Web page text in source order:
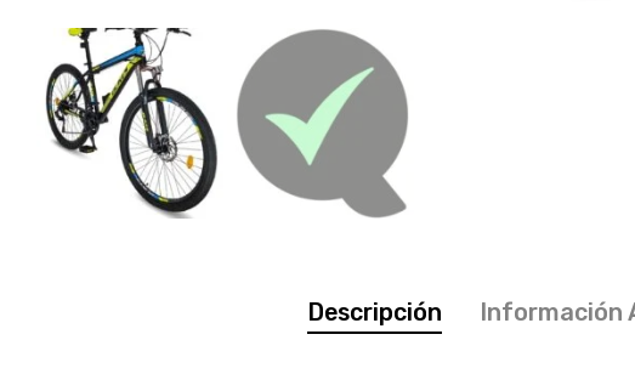
Descripción Información